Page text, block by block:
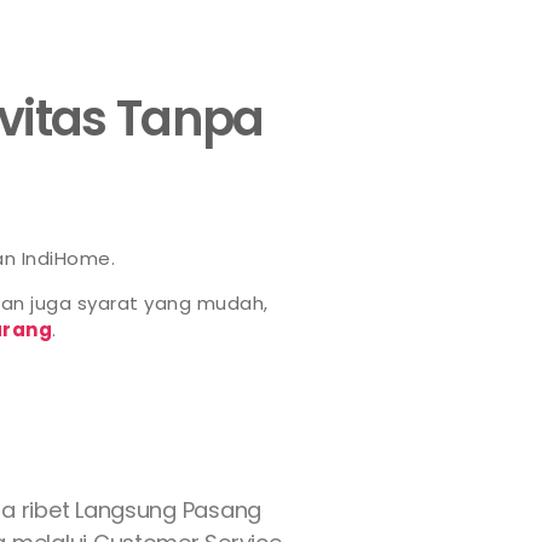
Tanpa
IndiHome.
juga syarat yang mudah,
.
ribet Langsung Pasang